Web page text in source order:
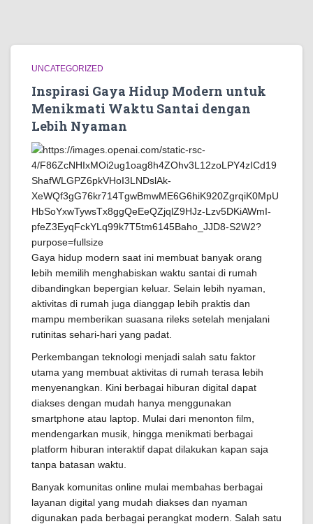
UNCATEGORIZED
Inspirasi Gaya Hidup Modern untuk
Menikmati Waktu Santai dengan
Lebih Nyaman
Gaya hidup modern saat ini membuat banyak orang
lebih memilih menghabiskan waktu santai di rumah
dibandingkan bepergian keluar. Selain lebih nyaman,
aktivitas di rumah juga dianggap lebih praktis dan
mampu memberikan suasana rileks setelah menjalani
rutinitas sehari-hari yang padat.
Perkembangan teknologi menjadi salah satu faktor
utama yang membuat aktivitas di rumah terasa lebih
menyenangkan. Kini berbagai hiburan digital dapat
diakses dengan mudah hanya menggunakan
smartphone atau laptop. Mulai dari menonton film,
mendengarkan musik, hingga menikmati berbagai
platform hiburan interaktif dapat dilakukan kapan saja
tanpa batasan waktu.
Banyak komunitas online mulai membahas berbagai
layanan digital yang mudah diakses dan nyaman
digunakan pada berbagai perangkat modern. Salah satu